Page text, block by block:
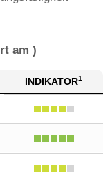
am )
INDIKATOR1